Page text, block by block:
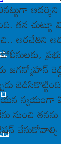
తన
అరచేతిని
జగన్మోహన్
స్వయంగా
వేసుకోవాల్సి